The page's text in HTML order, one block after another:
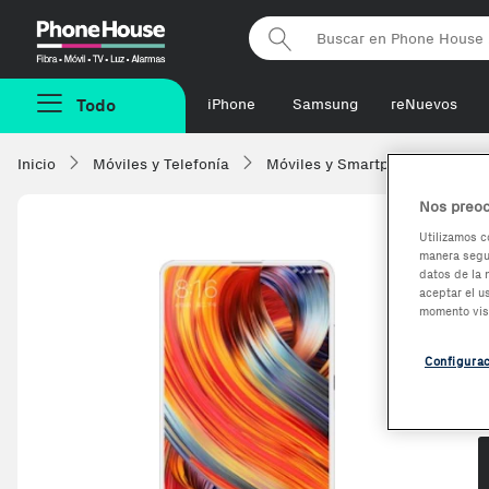
Phonehouse
Todo iPhone Samsung reNuevos
Inicio Móviles y Telefonía Móviles y Smartphones
Nos
Utilizamos
manera
datos de la
aceptar el
momento